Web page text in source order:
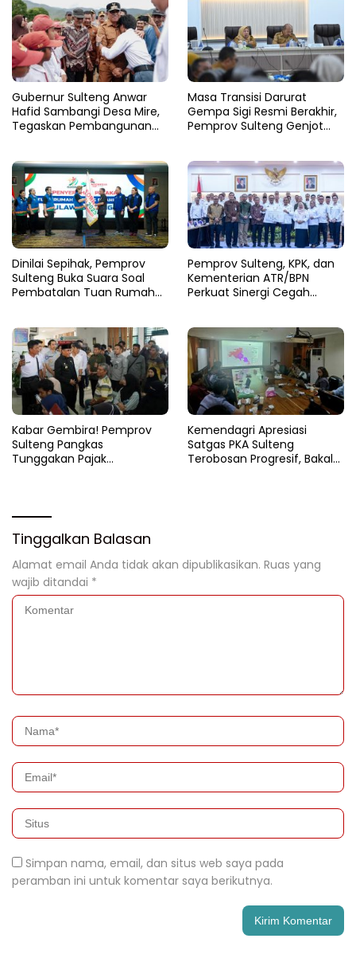
Gubernur Sulteng Anwar
Hafid Sambangi Desa Mire,
Tegaskan Pembangunan
Masa Transisi Darurat
Gempa Sigi Resmi Berakhir,
Pemprov Sulteng Genjot
Dinilai Sepihak, Pemprov
Sulteng Buka Suara Soal
Pembatalan Tuan Rumah
Pemprov Sulteng, KPK, dan
Kementerian ATR/BPN
Perkuat Sinergi Cegah
Kabar Gembira! Pemprov
Sulteng Pangkas
Tunggakan Pajak
Kemendagri Apresiasi
Satgas PKA Sulteng
Terobosan Progresif, Bakal
Tinggalkan Balasan
Alamat email Anda tidak akan dipublikasikan. Ruas yang
wajib ditandai *
Simpan nama, email, dan situs web saya pada
peramban ini untuk komentar saya berikutnya.